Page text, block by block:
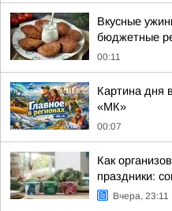
Вкусные
бюджетные
00:11
Картина дня
«МК»
00:07
Как
праздники:
Вчера, 23:11